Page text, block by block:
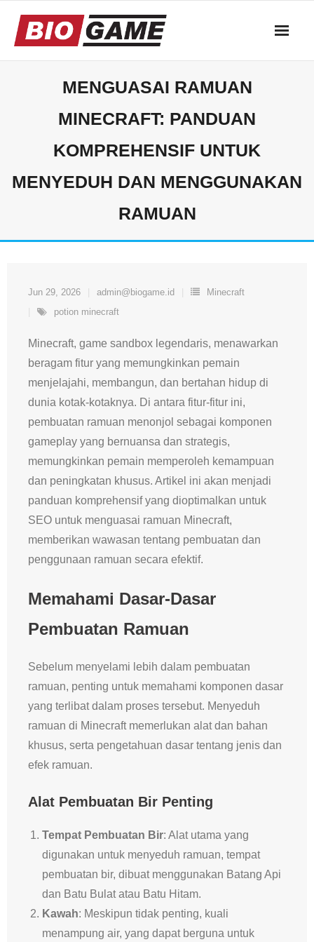
content
MENGUASAI RAMUAN
MINECRAFT: PANDUAN
KOMPREHENSIF UNTUK
MENYEDUH DAN MENGGUNAKAN
RAMUAN
Jun 29, 2026 admin@biogame.id
Minecraft
potion minecraft
Minecraft, game sandbox legendaris, menawarkan
beragam fitur yang memungkinkan pemain
menjelajahi, membangun, dan bertahan hidup di
dunia kotak-kotaknya. Di antara fitur-fitur ini,
pembuatan ramuan menonjol sebagai komponen
gameplay yang bernuansa dan strategis,
memungkinkan pemain memperoleh kemampuan
dan peningkatan khusus. Artikel ini akan menjadi
panduan komprehensif yang dioptimalkan untuk
SEO untuk menguasai ramuan Minecraft,
memberikan wawasan tentang pembuatan dan
penggunaan ramuan secara efektif.
Memahami Dasar-Dasar
Pembuatan Ramuan
Sebelum menyelami lebih dalam pembuatan
ramuan, penting untuk memahami komponen dasar
yang terlibat dalam proses tersebut. Menyeduh
ramuan di Minecraft memerlukan alat dan bahan
khusus, serta pengetahuan dasar tentang jenis dan
efek ramuan.
Alat Pembuatan Bir Penting
Tempat Pembuatan Bir: Alat utama yang
digunakan untuk menyeduh ramuan, tempat
pembuatan bir, dibuat menggunakan Batang Api
dan Batu Bulat atau Batu Hitam.
Kawah: Meskipun tidak penting, kuali
menampung air, yang dapat berguna untuk